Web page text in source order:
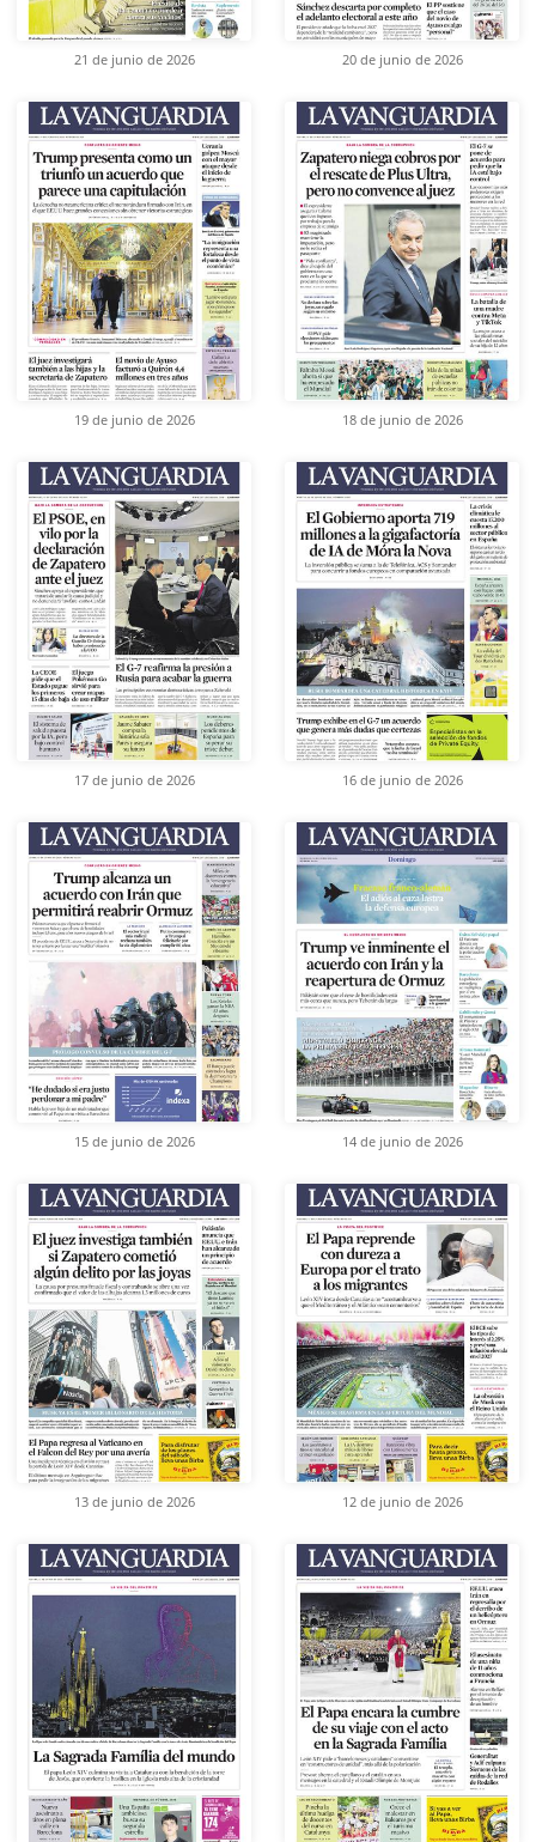
21 de junio de 2026 20 de junio de 2026
19 de junio de 2026 18 de junio de 2026
17 de junio de 2026 16 de junio de 2026
15 de junio de 2026 14 de junio de 2026
13 de junio de 2026 12 de junio de 2026